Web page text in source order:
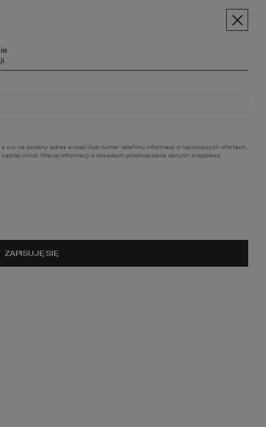
o.o. na podany adres e-mail i/lub numer telefonu informacji o najnowszych ofertach,
chwili. Więcej informacji o zasadach przetwarzania danych znajdziesz
ZAPISUJĘ SIĘ
jak
Mały domek letniskowy na
i porady jak urządzić mały domek